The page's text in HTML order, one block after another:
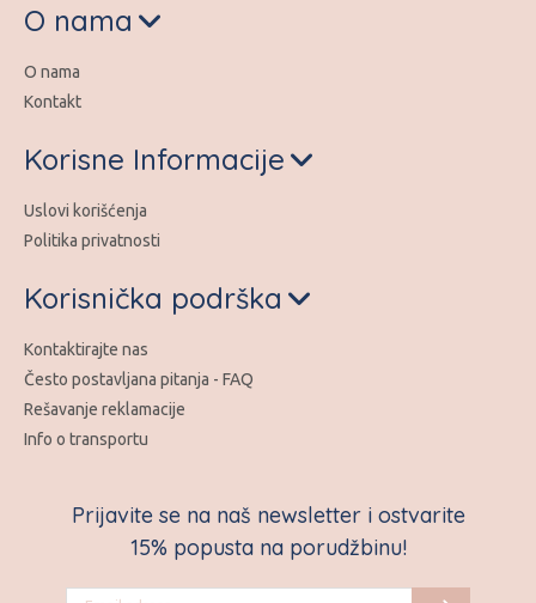
Prijavite se na naš newsletter i ostvarite
15% popusta na porudžbinu!
O nama
O nama
Kontakt
Korisne Informacije
Uslovi korišćenja
Politika privatnosti
Korisnička podrška
Kontaktirajte nas
Često postavljana pitanja - FAQ
Rešavanje reklamacije
Info o transportu